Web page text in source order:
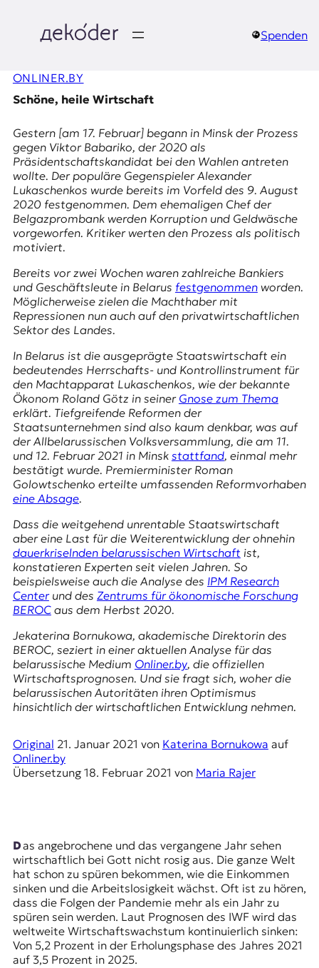
springen
e
k
o
d
e
r
|
D
E
K
O
D
E
R
W
s
s
e
n
J
o
u
r
n
a
s
u
s
u
d
i
e
n
k
o
m
p
e
Spenden
ONLINER.BY
Schöne, heile Wirtschaft
Gestern [am 17. Februar] begann in Minsk der Prozess
gegen Viktor Babariko, der 2020 als
Präsidentschaftskandidat bei den Wahlen antreten
wollte. Der populäre Gegenspieler Alexander
Lukaschenkos wurde bereits im Vorfeld des 9. August
2020festgenommen. Dem ehemaligen Chef der
Belgazprombank werden Korruption und Geldwäsche
vorgeworfen. Kritiker werten den Prozess als politisch
motiviert.
Bereits vor zwei Wochen waren zahlreiche Bankiers
und Geschäftsleute in Belarus festgenommenworden.
Möglicherweise zielen die Machthaber mit
Repressionen nun auch auf den privatwirtschaftlichen
Sektor des Landes.
In Belarus ist die ausgeprägte Staatswirtschaft ein
bedeutendes Herrschafts- und Kontrollinstrument für
den Machtapparat Lukaschenkos, wie der bekannte
Ökonom Roland Götz in seiner Gnose zum Thema
erklärt. Tiefgreifende Reformen der
Staatsunternehmen sind also kaum denkbar, was auf
der Allbelarussischen Volksversammlung, die am 11.
und 12. Februar 2021 in Minsk stattfand, einmal mehr
bestätigt wurde. Premierminister Roman
Golowtschenko erteilte umfassenden Reformvorhaben
eine Absage.
Dass die weitgehend unrentable Staatswirtschaft
aber eine Last für die Weiterentwicklung der ohnehin
dauerkriselnden belarussischen Wirtschaft ist,
konstatieren Experten seit vielen Jahren. So
beispielsweise auch die Analyse des IPM Research
Centerund des Zentrums für ökonomische Forschung
BEROCaus dem Herbst 2020.
Jеkaterina Bornukowa, akademische Direktorin des
BEROC, seziert in einer aktuellen Analyse für das
belarussische Medium Onliner.by, die offiziellen
Wirtschaftsprognosen. Und sie fragt sich, woher die
belarussischen Autoritäten ihren Optimismus
hinsichtlich der wirtschaftlichen Entwicklung nehmen.
Original 21. Januar 2021 von Katerina Bornukowa auf
Onliner.by
Übersetzung 18. Februar 2021 von Maria Rajer
Das angebrochene und das vergangene Jahr sehen
wirtschaftlich bei Gott nicht rosig aus. Die ganze Welt
hat schon zu spüren bekommen, wie die Einkommen
sinken und die Arbeitslosigkeit wächst. Oft ist zu hören,
dass die Folgen der Pandemie mehr als ein Jahr zu
spüren sein werden. Laut Prognosen des IWF wird das
weltweite Wirtschaftswachstum kontinuierlich sinken:
Von 5,2 Prozent in der Erholungsphase des Jahres 2021
auf 3,5 Prozent in 2025.